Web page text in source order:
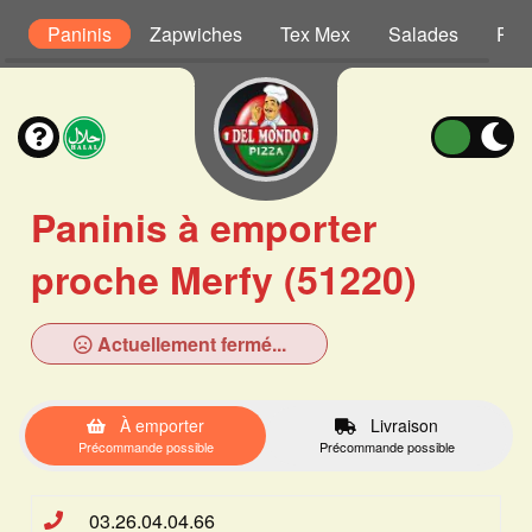
Paninis Zapwiches Tex Mex Salades
Paninis à emporter
proche Merfy (51220)
Actuellement fermé...
À emporter
Précommande possible
Livraison
Précommande possible
03.26.04.04.66